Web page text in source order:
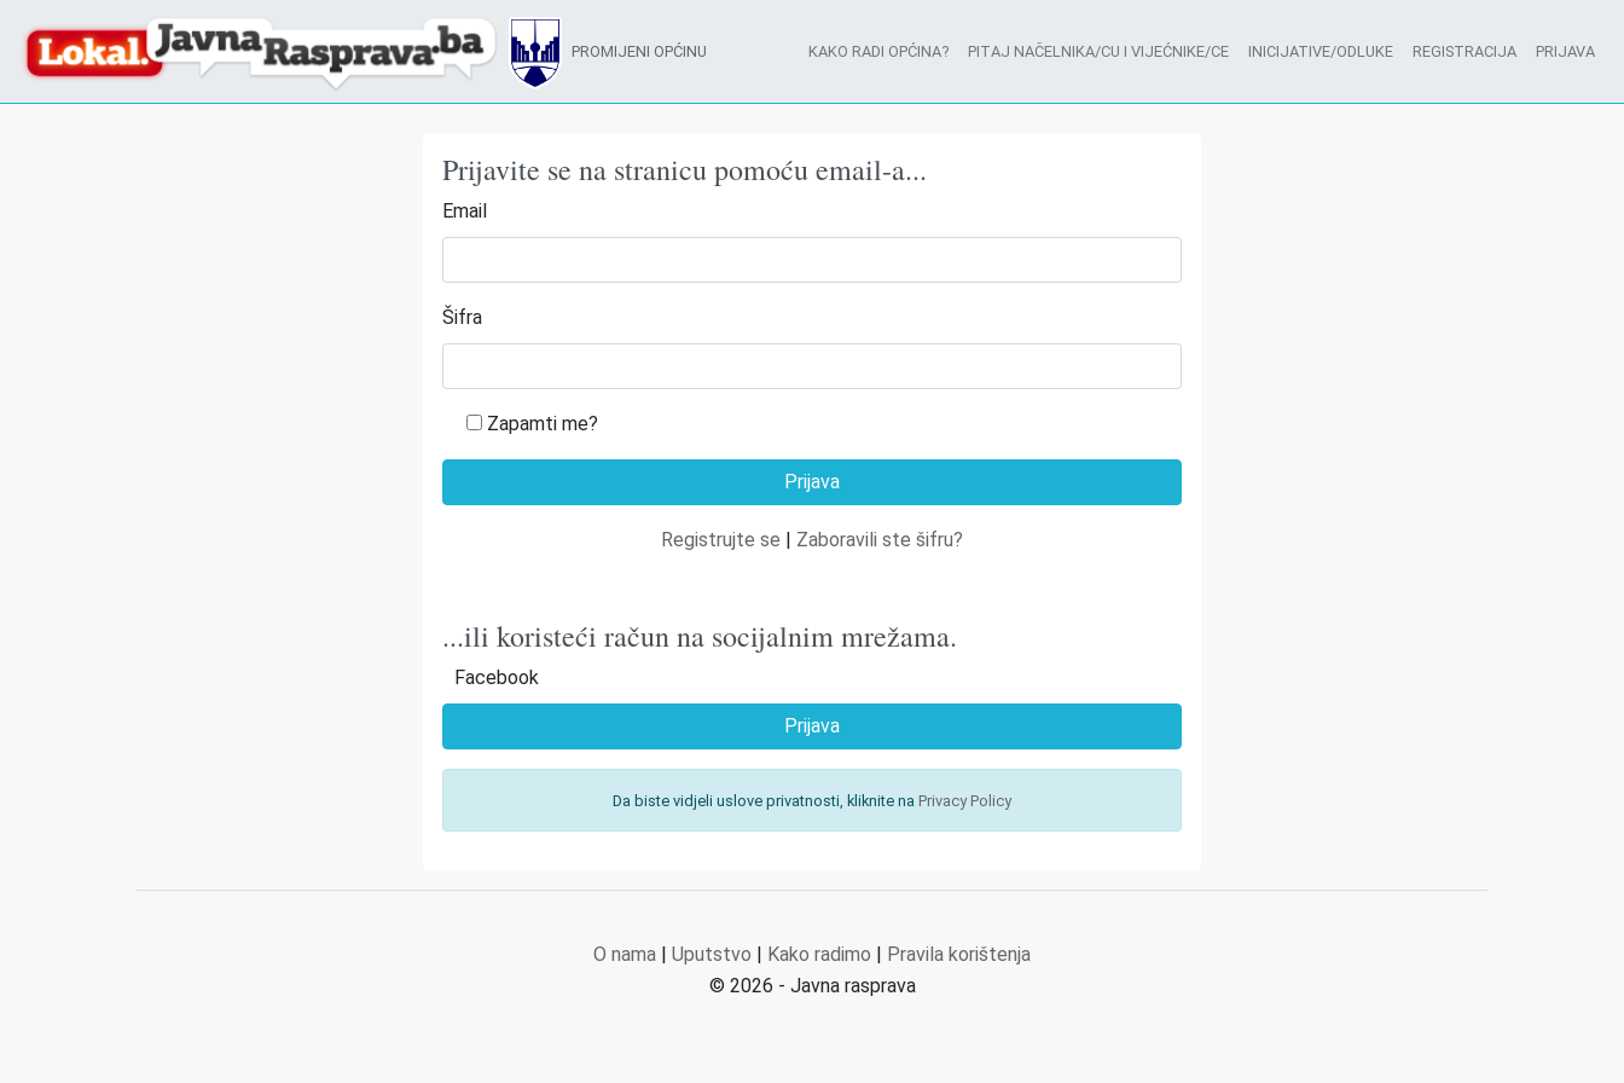
PROMIJENI OPĆINU KAKO RADI OPĆINA? PITAJ NAČELNIKA/CU I VIJEĆNIKE/CE INICIJATIVE/ODLUKE REGISTRACIJA PRIJAVA
Prijavite se na stranicu pomoću email-a...
Email
Šifra
Zapamti me?
Registrujte se | Zaboravili ste šifru?
...ili koristeći račun na socijalnim mrežama.
Facebook
Prijava
Da biste vidjeli uslove privatnosti, kliknite na Privacy Policy
O nama | Uputstvo | Kako radimo | Pravila korištenja
© 2026 - Javna rasprava